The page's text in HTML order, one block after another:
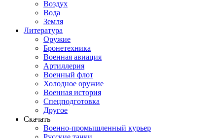
Воздух
Вода
Земля
Литература
Оружие
Бронетехника
Военная авиация
Артиллерия
Военный флот
Холодное оружие
Военная история
Спецподготовка
Другое
Скачать
Военно-промышленный курьер